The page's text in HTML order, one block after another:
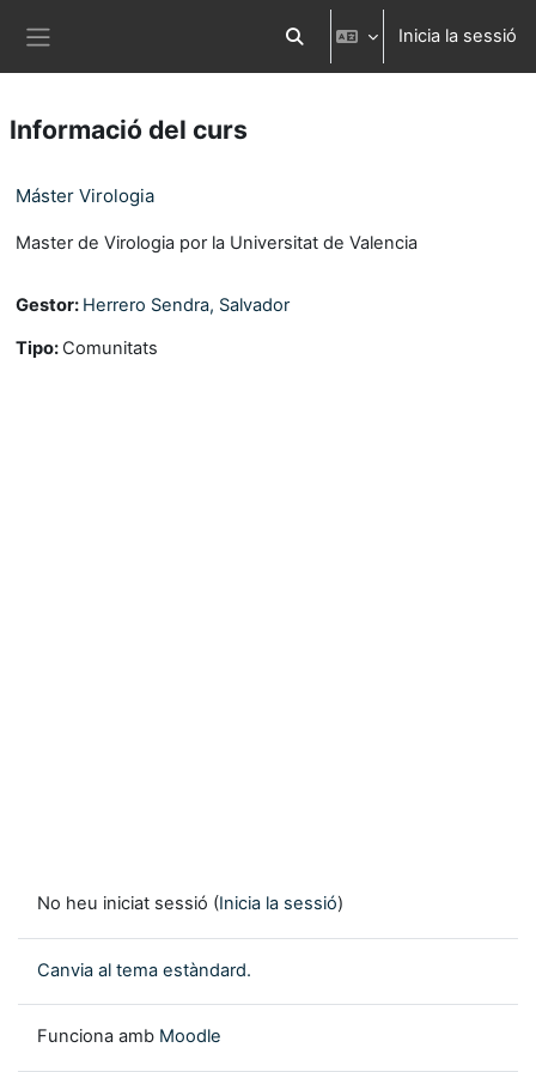
Commuta l'entrada de la cerca
Inicia la sessió
Informació del curs
Máster Virologia
Master de Virologia por la Universitat de Valencia
Gestor: Herrero Sendra, Salvador
Tipo: Comunitats
No heu iniciat sessió (Inicia la sessió)
Canvia al tema estàndard.
Funciona amb Moodle